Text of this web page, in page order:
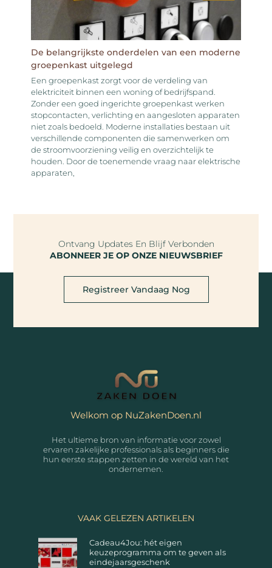
De belangrijkste onderdelen van een moderne
groepenkast uitgelegd
Een groepenkast zorgt voor de verdeling van
elektriciteit binnen een woning of bedrijfspand.
Zonder een goed ingerichte groepenkast werken
stopcontacten, verlichting en aangesloten apparaten
niet zoals bedoeld. Moderne installaties bestaan uit
verschillende componenten die samenwerken om
de stroomvoorziening veilig en overzichtelijk te
houden. Door de toenemende vraag naar elektrische
apparaten,
Ontvang Updates En Blijf Verbonden
ABONNEER JE OP ONZE NIEUWSBRIEF
Registreer Vandaag Nog
Welkom op NuZakenDoen.nl
Het ultieme bron van informatie voor zowel
ervaren zakelijke professionals als beginners die
hun eerste stappen zetten in de wereld van het
ondernemen.
VAAK GELEZEN ARTIKELEN
Cadeau4Jou: hét eigen
keuzeprogramma om te geven als
eindejaarsgeschenk